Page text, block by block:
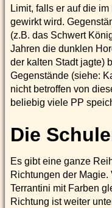
Limit, falls er auf die
gewirkt wird.
(z.B. das Schwert
Jahren die dunklen
der kalten Stadt jagte)
Gegenstände (siehe:
nicht betroffen von
beliebig viele PP
Die
Es gibt eine ganze
Richtungen der
Terrantini mit Farben
Richtung ist weiter